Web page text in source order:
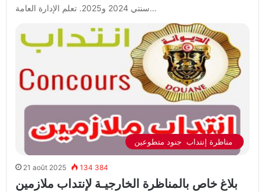
سنتي 2024 و2025. تعلم الإدارة العامة…
21 août 2025 134 384
بلاغ خاص بالمناظرة الخارجيـة لإنتداب ملازمين